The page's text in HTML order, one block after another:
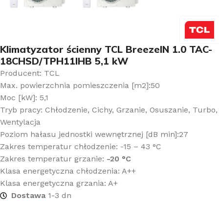
Klimatyzator ścienny TCL BreezeIN 1.0 TAC-
18CHSD/TPH11IHB 5,1 kW
Producent: TCL
Max. powierzchnia pomieszczenia [m2]:50
Moc [kW]: 5,1
Tryb pracy: Chłodzenie, Cichy, Grzanie, Osuszanie, Turbo,
Wentylacja
Poziom hałasu jednostki wewnętrznej [dB min]:27
Zakres temperatur chłodzenie: -15 – 43 °C
Zakres temperatur grzanie: -20 °C
Klasa energetyczna chłodzenia: A++
Klasa energetyczna grzania: A+
Dostawa1-3 dn